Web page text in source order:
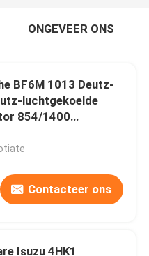
ONGEVEER ONS
BF6M 1013 Deutz-
luchtgekoelde
854/1400
Contacteer ons
Isuzu 4HK1